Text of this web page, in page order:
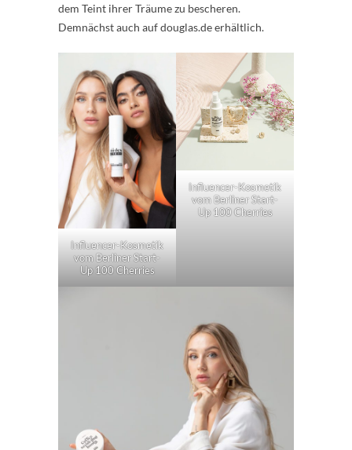
dem Teint ihrer Träume zu bescheren.
Demnächst auch auf douglas.de erhältlich.
Influencer-Kosmetik
vom Berliner Start-
Up 100 Cherries
Influencer-Kosmetik
vom Berliner Start-
Up 100 Cherries